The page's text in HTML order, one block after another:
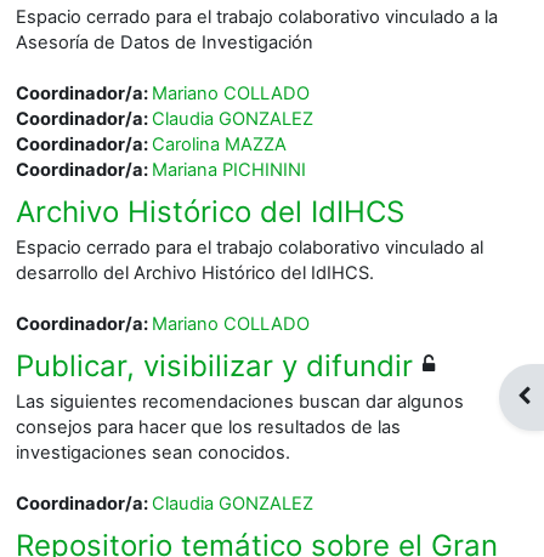
Espacio cerrado para el trabajo colaborativo vinculado a la
Asesoría de Datos de Investigación
Coordinador/a: Mariano COLLADO
Coordinador/a:Claudia GONZALEZ
Coordinador/a:Carolina MAZZA
Coordinador/a: Mariana PICHININI
Archivo Histórico del IdIHCS
Espacio cerrado para el trabajo colaborativo vinculado al
desarrollo del Archivo Histórico del IdIHCS.
Coordinador/a: Mariano COLLADO
Publicar, visibilizar y difundir
Las siguientes recomendaciones buscan dar algunos
consejos para hacer que los resultados de las
investigaciones sean conocidos.
Coordinador/a:Claudia GONZALEZ
Repositorio temático sobre el Gran